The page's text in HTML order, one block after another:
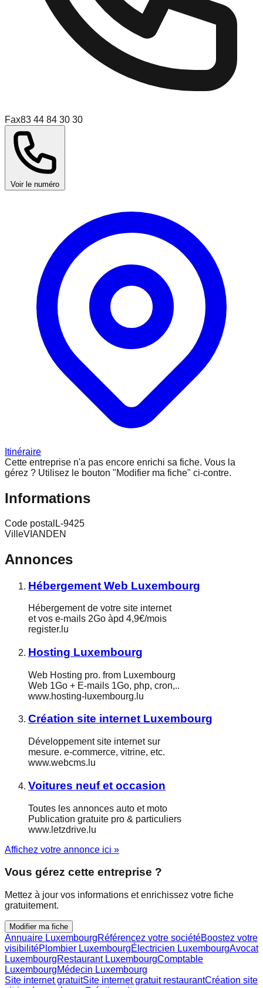
Fax83 44 84 30 30
Voir le numéro
Itinéraire
Cette entreprise n'a pas encore enrichi sa fiche. Vous la
gérez ? Utilisez le bouton "Modifier ma fiche" ci-contre.
Informations
Code postal L-9425
VilleVIANDEN
Annonces
Hébergement Web Luxembourg
Hébergement de votre site internet
et vos e-mails 2Go àpd 4,9€/mois
register.lu
Hosting Luxembourg
Web Hosting pro. from Luxembourg
Web 1Go + E-mails 1Go, php, cron,..
www.hosting-luxembourg.lu
Création site internet Luxembourg
Développement site internet sur
mesure. e-commerce, vitrine, etc.
www.webcms.lu
Voitures neuf et occasion
Toutes les annonces auto et moto
Publication gratuite pro & particuliers
www.letzdrive.lu
Affichez votre annonce ici »
Vous gérez cette entreprise ?
Mettez à jour vos informations et enrichissez votre fiche
gratuitement.
Modifier ma fiche
Annuaire LuxembourgRéférencez votre sociétéBoostez votre
visibilitéPlombier LuxembourgÉlectricien LuxembourgAvocat
LuxembourgRestaurant LuxembourgComptable
LuxembourgMédecin Luxembourg
Site internet gratuitSite internet gratuit restaurantCréation site